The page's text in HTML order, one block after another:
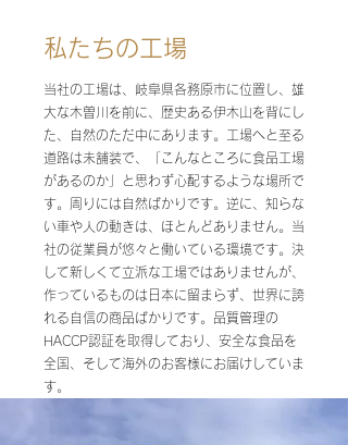
私たちの工場
当社の工場は、岐阜県各務原市に位置し、雄
大な木曽川を前に、歴史ある伊木山を背にし
た、自然のただ中にあります。工場へと至る
道路は未舗装で、「こんなところに食品工場
があるのか」と思わず心配するような場所で
す。周りには自然ばかりです。逆に、知らな
い車や人の動きは、ほとんどありません。当
社の従業員が悠々と働いている環境です。決
して新しくて立派な工場ではありませんが、
作っているものは日本に留まらず、世界に誇
れる自信の商品ばかりです。品質管理の
HACCP認証を取得しており、安全な食品を
全国、そして海外のお客様にお届けしていま
す。